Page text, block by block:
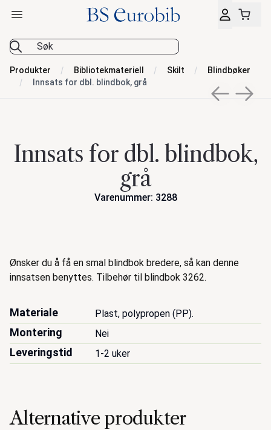
BS Eurobib
Åpne hovedmeny
Produkter Bibliotekmateriell Skilt
Blindbøker
Innsats for dbl. blindbok, grå
Previous
Next
Innsats for dbl. blindbok,
grå
Varenummer: 3288
Beskrivelse
Ønsker du å få en smal blindbok bredere, så kan denne
innsatsen benyttes. Tilbehør til blindbok 3262.
Materiale Plast, polypropen (PP).
Montering Nei
Leveringstid 1-2 uker
Alternative produkter